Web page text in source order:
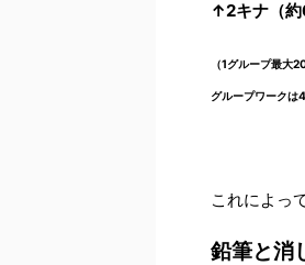
↑2キナ（約
（1グループ最大
グループワークは4
これによって
鉛筆と消